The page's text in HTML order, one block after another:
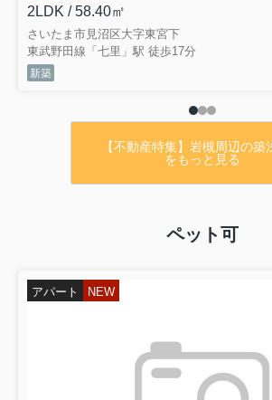
2026.01.12
住環境良好な地域で
車で4分の立地に大型ショッピ
価格：2680万円（条件
詳細は下記URLをご覧く
2LDK / 58.40㎡
さいたま市見沼区大字東宮下
東武野田線「七里」駅 徒歩17分
新築
【不動産特集】岩槻周辺の築
をもっと見る
ペット可
アパート NEW